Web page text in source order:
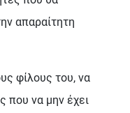
απαραίτητη
φίλους του, να
που να μην έχει